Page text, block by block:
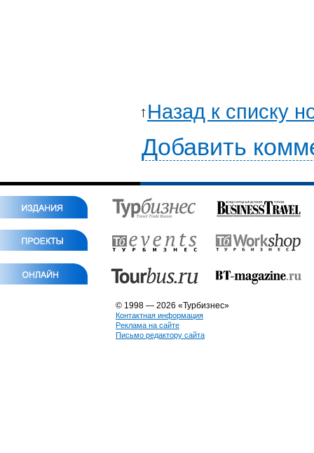
Назад к списку
Добавить
© 1998 — 2026 «Турбизнес»
Контактная информация
Реклама на сайте
Письмо редактору сайта